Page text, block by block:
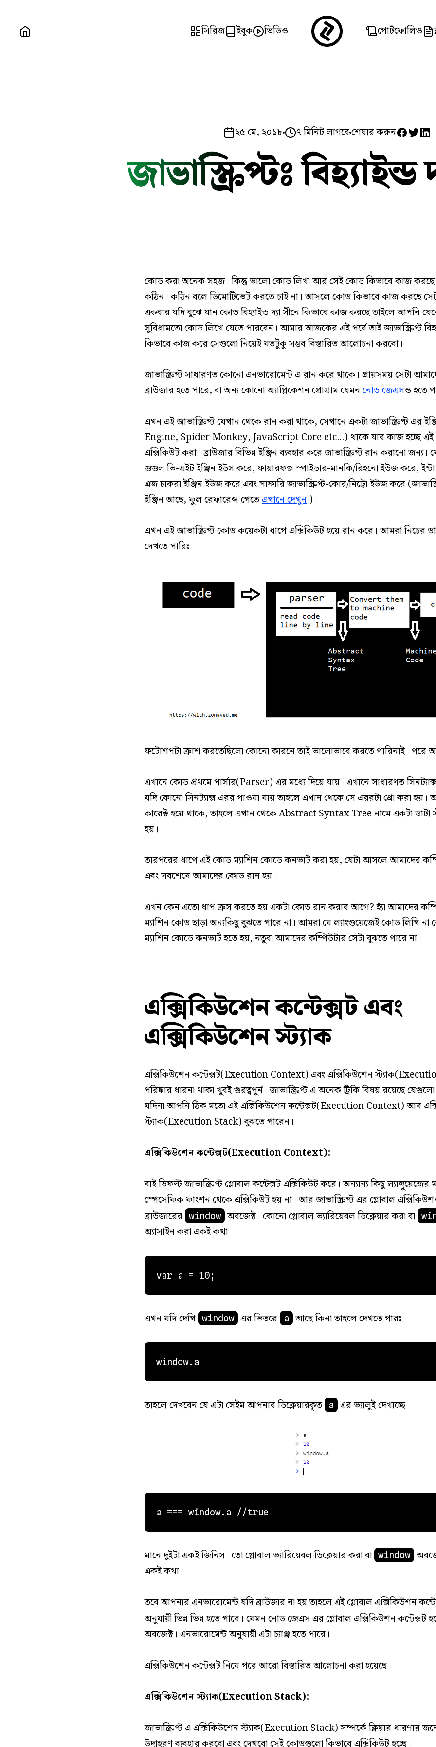
সিরিজ ইবুক ভিডিও পোর্টফোলিও
২৫ মে, ২০১৮ ৭ মিনিট লাগবেশেয়ার করুন
জাভাস্ক্রিপ্টঃ বিহ্যাইন্ড
কোড করা অনেক সহজ। কিন্তু ভালো কোড লিখা আর সেই কোড কিভাবে কাজ করছে
কঠিন। কঠিন বলে ডিমোটিভেট করতে চাই না। আসলে কোড কিভাবে কাজ করছে
একবার যদি বুঝে যান কোড বিহ্যাইন্ড দ্যা সীনে কিভাবে কাজ করছে তাইলে আপনি
সুবিধামতো কোড লিখে যেতে পারবেন। আমার আজকের এই পর্বে তাই জাভাস্ক্রিপ্ট
কিভাবে কাজ করে সেগুলো নিয়েই যতটুকু সম্ভব বিস্তারিত আলোচনা করবো।
জাভাস্ক্রিপ্ট সাধারণত কোনো এনভারোমেন্ট এ রান করে থাকে। প্রায়সময় সেটা
ব্রাউজার হতে পারে, বা অন্য কোনো অ্যাপ্লিকেশন প্রোগ্রাম যেমননোড জেএসও হতে
এখন এই জাভাস্ক্রিপ্ট যেখান থেকে রান করা থাকে, সেখানে একটা জাভাস্ক্রিপ্ট এর
Engine, Spider Monkey, JavaScript Core etc…) থাকে যার কাজ হচ্ছে এই
এক্সিকিউট করা। ব্রাউজার বিভিন্ন ইঞ্জিন ব্যবহার করে জাভাস্ক্রিপ্ট রান করানো
গুগুল ভি-এইট ইঞ্জিন ইউস করে, ফায়ারফক্স স্পাইডার-মানকি/রিহনো ইউজ করে,
এজ চাকরা ইঞ্জিন ইউজ করে এবং সাফারি জাভাস্ক্রিপ্ট-কোর/নিট্রো ইউজ করে
ইঞ্জিন আছে, ফুল রেফারেন্স পেতেএখানে দেখুন )।
এখন এই জাভাস্ক্রিপ্ট কোড কয়েকটা ধাপে এক্সিকিউট হয়ে রান করে। আমরা নিচের
দেখতে পারিঃ
ফটোশপটা ক্রাশ করতেছিলো কোনো কারনে তাই ভালোভাবে করতে পারিনাই। পরে
এখানে কোড প্রথমে পার্সার(Parser) এর মধ্যে দিয়ে যায়। এখানে সাধারণত
যদি কোনো সিনট্যাক্স এরর পাওয়া যায় তাহলে এখান থেকে সে এররটা থ্রো করা হয়।
কারেক্ট হয়ে থাকে, তাহলে এখান থেকে Abstract Syntax Tree নামে একটা ডাটা
হয়।
তারপরের ধাপে এই কোড ম্যাশিন কোডে কনভার্ট করা হয়, যেটা আসলে আমাদের
এবং সবশেষে আমাদের কোড রান হয়।
এখন কেন এতো ধাপ ক্রস করতে হয় একটা কোড রান করার আগে? হ্যাঁ আমাদের
ম্যাশিন কোড ছাড়া অন্যকিছু বুঝতে পারে না। আমরা যে ল্যাংগুয়েজেই কোড লিখি না
ম্যাশিন কোডে কনভার্ট হতে হয়, নতুবা আমাদের কম্পিউটার সেটা বুঝতে পারে না।
এক্সিকিউশেন কন্টেক্সট এবং
এক্সিকিউশেন স্ট্যাক
এক্সিকিউশেন কন্টেক্সট(Execution Context) এবং এক্সিকিউশেন
পরিষ্কার ধারনা থাকা খুবই গুরত্বপূর্ন। জাভাস্ক্রিপ্ট এ অনেক ট্রিকি বিষয় রয়েছে
যদিনা আপনি ঠিক মতো এই এক্সিকিউশেন কন্টেক্সট(Execution Context) আর
স্ট্যাক(Execution Stack) বুঝতে পারেন।
এক্সিকিউশেন কন্টেক্সট(Execution Context):
বাই ডিফল্ট জাভাস্ক্রিপ্ট গ্লোবাল কন্টেক্সট এক্সিকিউট করে। অন্যান্য কিছু
স্পেসেফিক ফাংশন থেকে এক্সিকিউট হয় না। আর জাভাস্ক্রিপ্ট এর গ্লোবাল
ব্রাউজারের window অবজেক্ট। কোনো গ্লোবাল ভ্যারিয়েবল ডিক্লেয়ার করা বা
অ্যাসাইন করা একই কথা
var a = 10;
এখন যদি দেখি window এর ভিতরে a আছে কিনা তাহলে দেখতে পারঃ
window.a
তাহলে দেখবেন যে এটা সেইম আপনার ডিক্লেয়ারকৃত a এর ভ্যালুই দেখাচ্ছে
a === window.a //true
মানে দুইটা একই জিনিস। তো গ্লোবাল ভ্যারিয়েবল ডিক্লেয়ার করা বা window
একই কথা।
তবে আপনার এনভারোমেন্ট যদি ব্রাউজার না হয় তাহলে এই গ্লোবাল এক্সিকিউশন
অনুযায়ী ভিন্ন ভিন্ন হতে পারে। যেমন নোড জেএস এর গ্লোবাল এক্সিকিউশন কন্টেক্সট
অবজেক্ট। এনভারোমেন্ট অনুযায়ী এটা চ্যাঞ্জ হতে পারে।
এক্সিকিউশেন কন্টেক্সট নিয়ে পরে আরো বিস্তারিত আলোচনা করা হয়েছে।
এক্সিকিউশেন স্ট্যাক(Execution Stack):
জাভাস্ক্রিপ্ট এ এক্সিকিউশেন স্ট্যাক(Execution Stack) সম্পর্কে ক্লিয়ার ধারণার
উদাহরণ ব্যবহার করবো এবং দেখবো সেই কোডগুলো কিভাবে এক্সিকিউট হচ্ছে।